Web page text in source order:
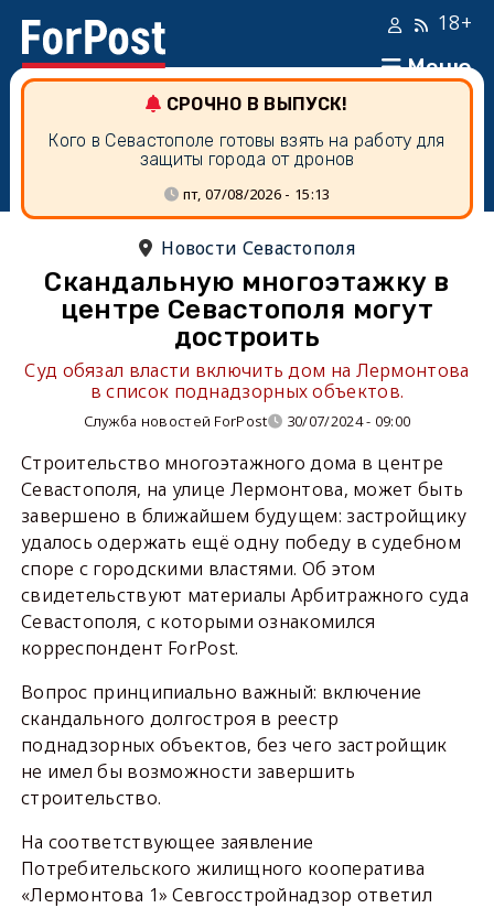
Меню
18+
СРОЧНО В ВЫПУСК!
Кого в Севастополе готовы взять на работу для
защиты города от дронов
пт, 07/08/2026 - 15:13
Новости Севастополя
Скандальную многоэтажку в
центре Севастополя могут
достроить
Суд обязал власти включить дом на Лермонтова
в список поднадзорных объектов.
Служба новостей ForPost 30/07/2024 - 09:00
Строительство многоэтажного дома в центре
Севастополя, на улице Лермонтова, может быть
завершено в ближайшем будущем: застройщику
удалось одержать ещё одну победу в судебном
споре с городскими властями. Об этом
свидетельствуют материалы Арбитражного суда
Севастополя, с которыми ознакомился
корреспондент ForPost.
Вопрос принципиально важный: включение
скандального долгостроя в реестр
поднадзорных объектов, без чего застройщик
не имел бы возможности завершить
строительство.
На соответствующее заявление
Потребительского жилищного кооператива
«Лермонтова 1» Севгосстройнадзор ответил